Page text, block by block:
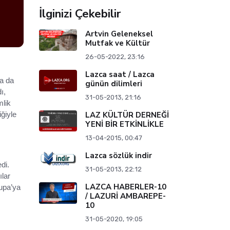
da
İlginizi Çekebilir
Artvin Geleneksel
Mutfak ve Kültür
26-05-2022, 23:16
Lazca saat / Lazca
günün dilimleri
31-05-2013, 21:16
LAZ KÜLTÜR DERNEĞİ
YENİ BİR ETKİNLİKLE
13-04-2015, 00:47
Lazca sözlük indir
31-05-2013, 22:12
LAZCA HABERLER-10
/ LAZURİ AMBAREPE-
10
31-05-2020, 19:05